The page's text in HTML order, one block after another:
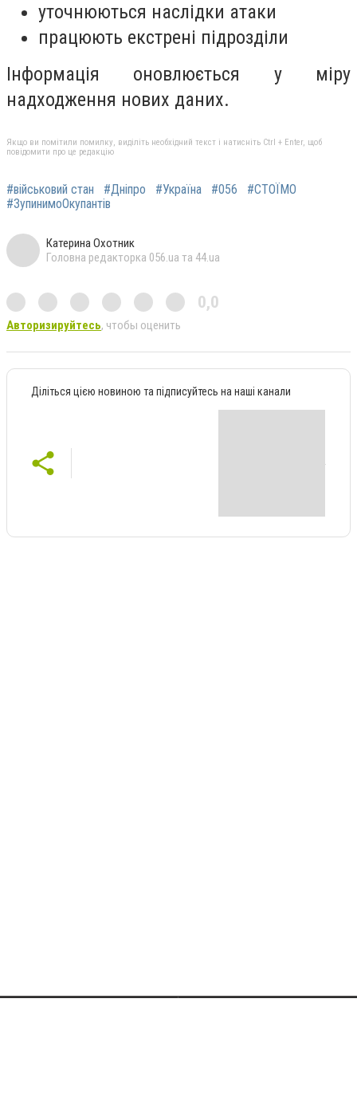
уточнюються наслідки атаки
працюють екстрені підрозділи
Інформація оновлюється у міру
надходження нових даних.
Якщо ви помітили помилку, виділіть необхідний текст і натисніть Ctrl + Enter, щоб
повідомити про це редакцію
#військовий стан #Дніпро #Україна #056
#СТОЇМО
#ЗупинимоОкупантів
Катерина Охотник
Головна редакторка 056.ua та 44.ua
0,0
Авторизируйтесь, чтобы оценить
Діліться цією новиною та підписуйтесь на наші канали